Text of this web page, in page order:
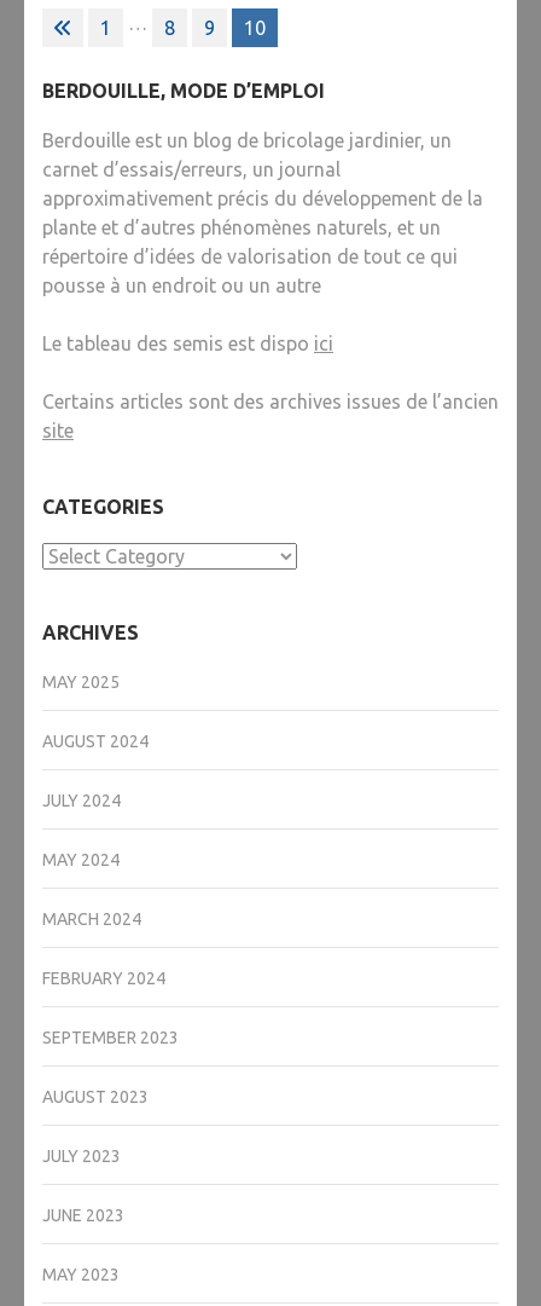
Posts
1 … 8 9 10
BERDOUILLE, MODE D’EMPLOI
Berdouille est un blog de bricolage jardinier, un
carnet d’essais/erreurs, un journal
approximativement précis du développement de la
plante et d’autres phénomènes naturels, et un
répertoire d’idées de valorisation de tout ce qui
pousse à un endroit ou un autre
Le tableau des semis est dispo ici
Certains articles sont des archives issues de l’ancien
site
CATEGORIES
Categories
ARCHIVES
MAY 2025
AUGUST 2024
JULY 2024
MAY 2024
MARCH 2024
FEBRUARY 2024
SEPTEMBER 2023
AUGUST 2023
JULY 2023
JUNE 2023
MAY 2023